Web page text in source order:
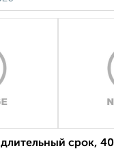
срок,